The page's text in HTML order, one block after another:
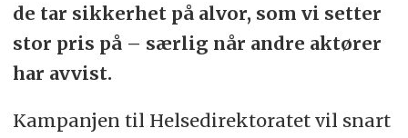
de tar sikkerhet på alvor, som vi setter
stor pris på – særlig når andre aktører
har avvist.
Kampanjen til Helsedirektoratet vil snart